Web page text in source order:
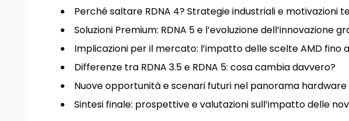
Perché saltare RDNA 4? Strategie industriali e motivazioni
Soluzioni Premium: RDNA 5 e l’evoluzione dell’innovazione
Implicazioni per il mercato: l’impatto delle scelte AMD fino
Differenze tra RDNA 3.5 e RDNA 5: cosa cambia davvero?
Nuove opportunità e scenari futuri nel panorama hardware
Sintesi finale: prospettive e valutazioni sull’impatto delle